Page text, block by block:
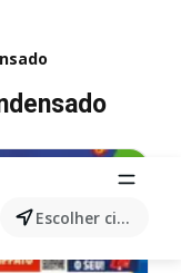
Escolher cidade